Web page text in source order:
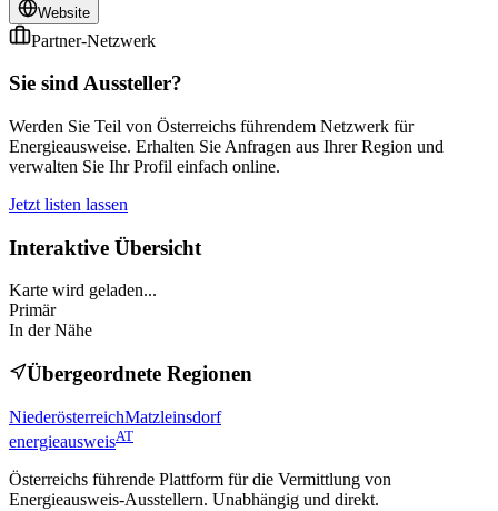
Website
Partner-Netzwerk
Sie sind Aussteller?
Werden Sie Teil von Österreichs führendem Netzwerk für
Energieausweise. Erhalten Sie Anfragen aus Ihrer Region und
verwalten Sie Ihr Profil einfach online.
Jetzt listen lassen
Interaktive Übersicht
Karte wird geladen...
Primär
In der Nähe
Übergeordnete Regionen
NiederösterreichMatzleinsdorf
energieausweisAT
Österreichs führende Plattform für die Vermittlung von
Energieausweis-Ausstellern. Unabhängig und direkt.